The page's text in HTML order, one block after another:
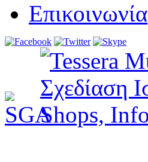
Επικοινωνία